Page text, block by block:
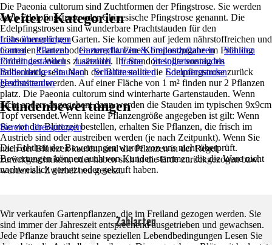
Die Paeonia cultorum sind Zuchtformen der Pfingstrose. Sie werden
auch Edelpfingstrose oder Chinesische Pfingstrose genannt. Die
Edelpfingstrosen sind wunderbare Prachtstauden für den
frühsommerlichen Garten. Sie kommen auf jedem nährstoffreichen und
normalen Gartenboden zurecht. Eine Kompostzugabe im Frühling
fördert den Wuchs zusätzlich. Ihr Standort sollte sonnig bis
halbschattig sein. Nach der Blüte sollte die Edelpfingstrose zurück
geschnitten werden. Auf einer Fläche von 1 m² finden nur 2 Pflanzen
platz. Die Paeonia cultorum sind winterharte Gartenstauden. Wenn
nicht anders angegeben, dann werden die Stauden im typischen 9x9cm
Topf versendet.Wenn keine Pflanzengröße angegeben ist gilt: Wenn
Sie vor der Blütezeit bestellen, erhalten Sie Pflanzen, die frisch im
Austrieb sind oder austreiben werden (je nach Zeitpunkt). Wenn Sie
nach der Blütezeit kaufen, sind die Pflanzen in der Regel
zurückgeschnitten, oder haben sich in die Erde zurückgezogen bzw.
wurden als Zwiebel neu gesetzt.
Wir verkaufen Gartenpflanzen, die im Freiland gezogen werden. Sie
sind immer der Jahreszeit entsprechend ausgetrieben und gewachsen.
Jede Pflanze braucht seine speziellen Lebendbedingungen Lesen Sie
Weitere Kategorien
Liste überspringen
Garten
Pflanzen Gartenpflanzen & Freilandpflanzen
Stauden
Frühlingsstauden
Lavendel Farne
Steingartenstauden
Bodendecker Stauden
Schattenstauden
Sommerstauden
Herbststauden
Kundenbewertungen
Bereich überspringen
Die Echtheit der Bewertungen wurde von uns nicht überprüft.
Bewertungen können auch von Kunden stammen, die die Ware nicht
nachweislich genutzt oder gekauft haben.
Zahlarten